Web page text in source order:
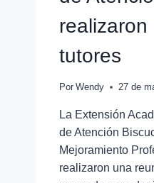
tutores
Por Wendy 27 de
La Extensión
de Atención
Mejoramiento
realizaron una